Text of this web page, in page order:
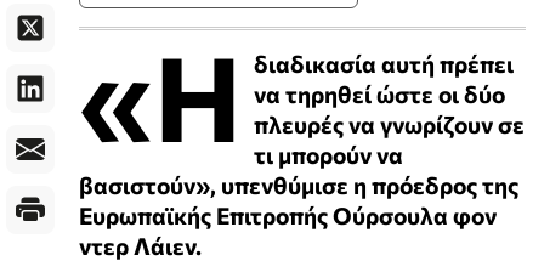
«Η
διαδικασία αυτή πρέπει
να τηρηθεί ώστε οι δύο
πλευρές να γνωρίζουν σε
τι μπορούν να
βασιστούν», υπενθύμισε η πρόεδρος της
Ευρωπαϊκής Επιτροπής Ούρσουλα φον
ντερ Λάιεν.